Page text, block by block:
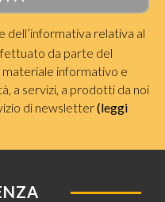
dell’informativa relativa al
da parte del
informativo e
a servizi, a prodotti da noi
di newsletter(leggi